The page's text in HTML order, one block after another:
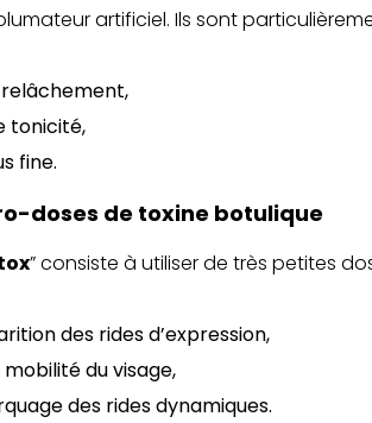
artificiel. Ils sont
tonicité,
fine.
doses de toxine botulique
” consiste à utiliser de très petites
des rides d’expression,
du visage,
des rides dynamiques.